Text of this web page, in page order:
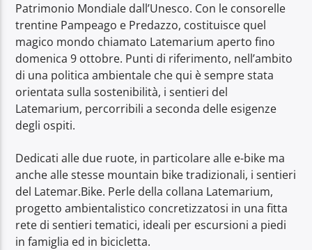
Patrimonio Mondiale dall’Unesco. Con le consorelle
trentine Pampeago e Predazzo, costituisce quel
magico mondo chiamato Latemarium aperto fino
domenica 9 ottobre. Punti di riferimento, nell’ambito
di una politica ambientale che qui è sempre stata
orientata sulla sostenibilità, i sentieri del
Latemarium, percorribili a seconda delle esigenze
degli ospiti.
Dedicati alle due ruote, in particolare alle e-bike ma
anche alle stesse mountain bike tradizionali, i sentieri
del Latemar.Bike. Perle della collana Latemarium,
progetto ambientalistico concretizzatosi in una fitta
rete di sentieri tematici, ideali per escursioni a piedi
in famiglia ed in bicicletta.